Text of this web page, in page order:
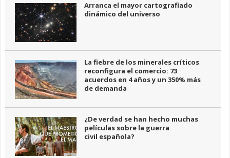
Arranca el mayor cartografiado
dinámico del universo
La fiebre de los minerales críticos
reconfigura el comercio: 73
acuerdos en 4 años y un 350% más
de demanda
¿De verdad se han hecho muchas
películas sobre la guerra
civil española?